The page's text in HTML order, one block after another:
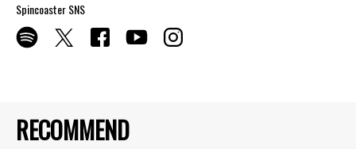
RECOMMEND
Spincoaster SNS